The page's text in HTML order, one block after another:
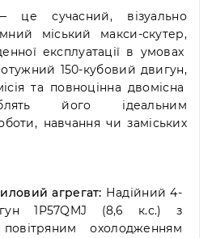
це сучасний, візуально
міський макси-скутер,
експлуатації в умовах
150-кубовий двигун,
та повноцінна двомісна
його ідеальним
навчання чи заміських
агрегат: Надійний 4-
1P57QMJ (8,6 к.с.) з
охолодженням